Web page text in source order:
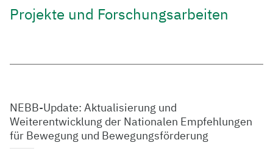
Projekte und Forschungsarbeiten
NEBB-Update: Aktualisierung und
Weiterentwicklung der Nationalen Empfehlungen
für ​Bewegung und Bewegungsförderung